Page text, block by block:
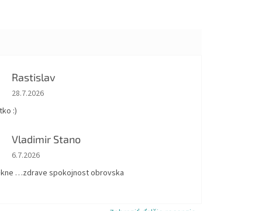
Rastislav
Hodnotenie obchodu je 5 z 5 hviezdičiek.
28.7.2026
:)
Vladimir Stano
Hodnotenie obchodu je 5 z 5 hviezdičiek.
6.7.2026
…zdrave spokojnost obrovska